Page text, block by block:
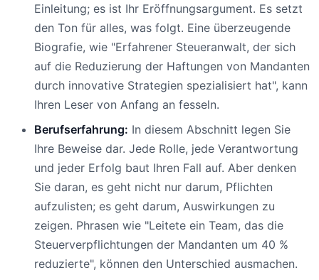
Einleitung; es ist Ihr Eröffnungsargument. Es setzt
den Ton für alles, was folgt. Eine überzeugende
Biografie, wie "Erfahrener Steueranwalt, der sich
auf die Reduzierung der Haftungen von Mandanten
durch innovative Strategien spezialisiert hat", kann
Ihren Leser von Anfang an fesseln.
Berufserfahrung: In diesem Abschnitt legen Sie
Ihre Beweise dar. Jede Rolle, jede Verantwortung
und jeder Erfolg baut Ihren Fall auf. Aber denken
Sie daran, es geht nicht nur darum, Pflichten
aufzulisten; es geht darum, Auswirkungen zu
zeigen. Phrasen wie "Leitete ein Team, das die
Steuerverpflichtungen der Mandanten um 40 %
reduzierte", können den Unterschied ausmachen.